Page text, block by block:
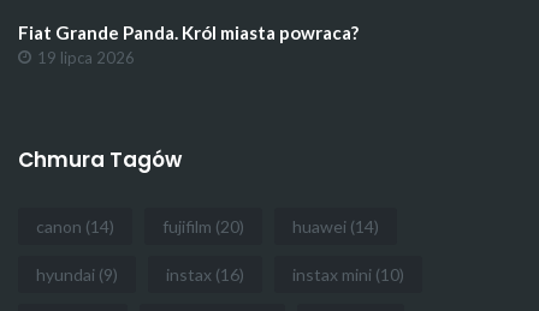
Fiat Grande Panda. Król miasta powraca?
19 lipca 2026
Chmura Tagów
canon (14) fujifilm (20) huawei (14)
hyundai (9) instax (16) instax mini (10)